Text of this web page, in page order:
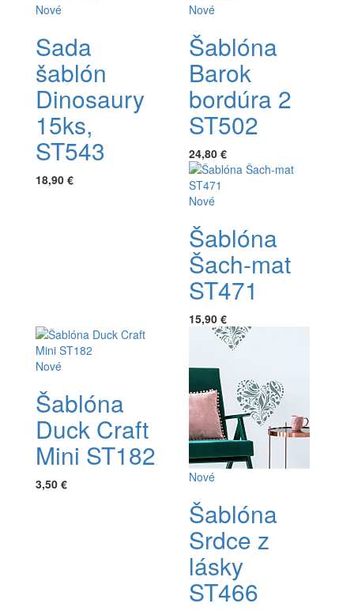
Nové
Sada
šablón
Dinosaury
15ks,
ST543
18,90 €
Nové
Šablóna
Barok
bordúra 2
ST502
24,80 €
Nové
Šablóna
Šach-mat
ST471
15,90 €
Nové
Šablóna
Duck Craft
Mini ST182
3,50 € Nové
Šablóna
Srdce z
lásky
ST466